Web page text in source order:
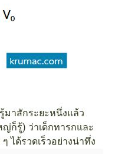
มาสักระยะหนึ่งแล้ว
ก็รู้) ว่าเด็กทารกและ
ได้รวดเร็วอย่างน่าทึ่ง